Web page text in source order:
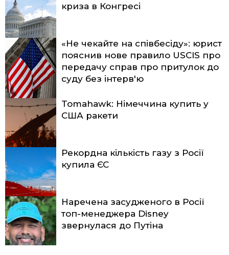
криза в Конгресі
«Не чекайте на співбесіду»: юрист
пояснив нове правило USCIS про
передачу справ про притулок до
суду без інтерв'ю
Tomahawk: Німеччина купить у
США ракети
Рекордна кількість газу з Росії
купила ЄС
Наречена засудженого в Росії
топ-менеджера Disney
звернулася до Путіна